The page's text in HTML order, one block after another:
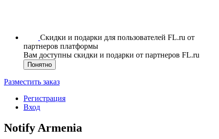
Скидки и подарки для пользователей FL.ru от
партнеров платформы
Вам доступны скидки и подарки от партнеров FL.ru
Понятно
Разместить заказ
Регистрация
Вход
Notify Armenia